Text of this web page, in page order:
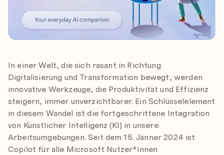
In einer Welt, die sich rasant in Richtung
Digitalisierung und Transformation bewegt, werden
innovative Werkzeuge, die Produktivität und Effizienz
steigern, immer unverzichtbarer. Ein Schlüsselelement
in diesem Wandel ist die fortgeschrittene Integration
von Künstlicher Intelligenz (KI) in unsere
Arbeitsumgebungen. Seit dem 15. Jänner 2024 ist
Copilot für alle Microsoft Nutzer*innen